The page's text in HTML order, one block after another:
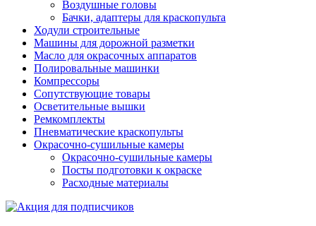
Воздушные головы
Бачки, адаптеры для краскопульта
Ходули строительные
Машины для дорожной разметки
Масло для окрасочных аппаратов
Полировальные машинки
Компрессоры
Сопутствующие товары
Осветительные вышки
Ремкомплекты
Пневматические краскопульты
Окрасочно-сушильные камеры
Окрасочно-сушильные камеры
Посты подготовки к окраске
Расходные материалы